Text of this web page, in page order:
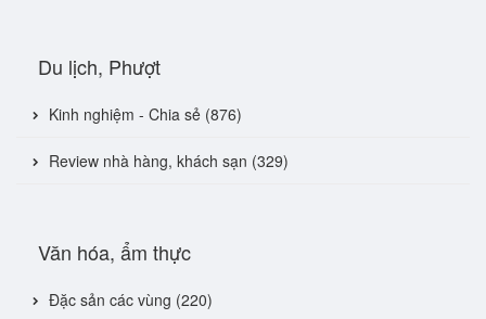
Du lịch, Phượt
Kinh nghiệm - Chia sẻ (876)
Review nhà hàng, khách sạn (329)
Văn hóa, ẩm thực
Đặc sản các vùng (220)